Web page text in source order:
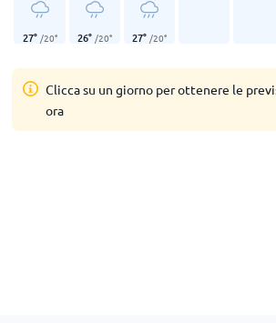
27° /20° 26° /20° 27° /20°
Clicca su un giorno per ottenere le
ora